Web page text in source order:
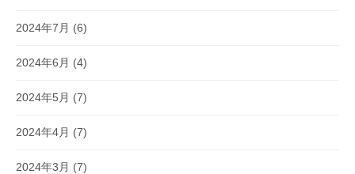
2024年7月 (6)
2024年6月 (4)
2024年5月 (7)
2024年4月 (7)
2024年3月 (7)